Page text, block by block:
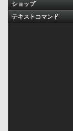
ショップ
テキストコマンド